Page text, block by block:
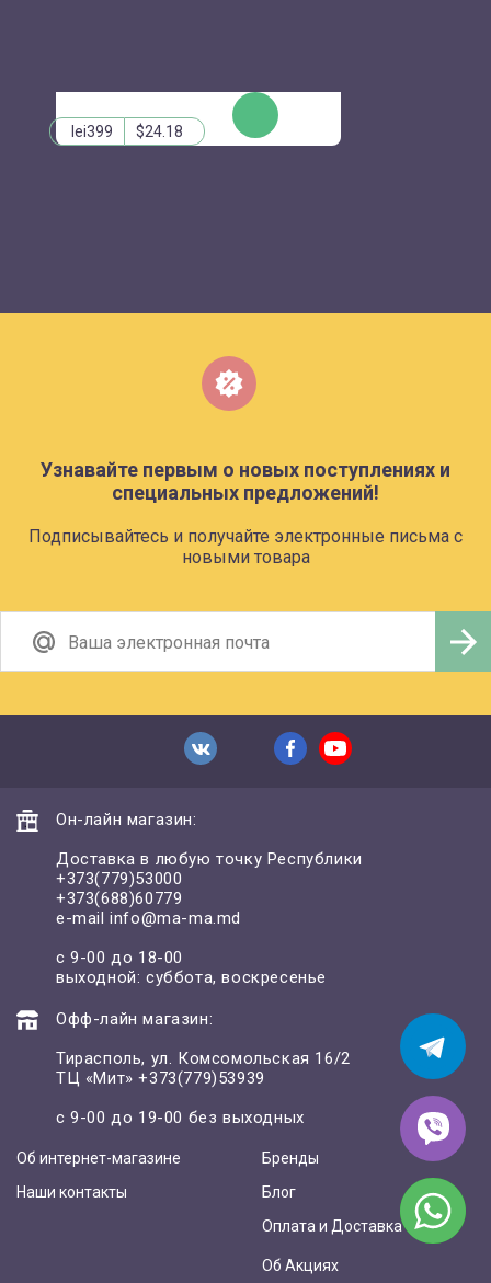
lei399 $24.18
КУПИТЬ
Узнавайте первым о новых поступлениях и
специальных предложений!
Подписывайтесь и получайте электронные письма с
новыми товара
Он-лайн магазин:
Доставка в любую точку Республики
+373(779)53000
+373(688)60779
e-mailinfo@ma-ma.md
с 9-00 до 18-00
выходной: суббота, воскресенье
Офф-лайн магазин:
Тирасполь, ул. Комсомольская 16/2
ТЦ «Мит»+373(779)53939
с 9-00 до 19-00 без выходных
Об интернет-магазине
Наши контакты
Бренды
Блог
Оплата и Доставка
Об Акциях